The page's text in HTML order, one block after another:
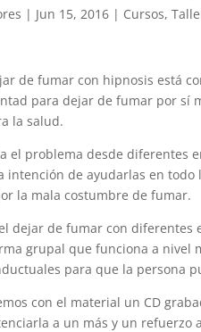
| Jun 15, 2016 | Cursos,
de fumar con hipnosis está
para dejar de fumar por sí
la salud.
el problema desde diferentes
intención de ayudarlas en
la mala costumbre de fumar.
dejar de fumar con
grupal que funciona a nivel
para que la persona
con el material un CD
a un más y un refuerzo